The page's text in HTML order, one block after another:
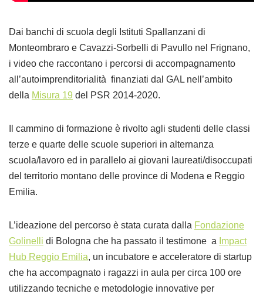
Dai banchi di scuola degli Istituti Spallanzani di
Monteombraro e Cavazzi-Sorbelli di Pavullo nel Frignano,
i video che raccontano i percorsi di accompagnamento
all’autoimprenditorialità finanziati dal GAL nell’ambito
della Misura 19 del PSR 2014-2020.
Il cammino di formazione è rivolto agli studenti delle classi
terze e quarte delle scuole superiori in alternanza
scuola/lavoro ed in parallelo ai giovani laureati/disoccupati
del territorio montano delle province di Modena e Reggio
Emilia.
L’ideazione del percorso è stata curata dalla Fondazione
Golinelli di Bologna che ha passato il testimone a Impact
Hub Reggio Emilia, un incubatore e acceleratore di startup
che ha accompagnato i ragazzi in aula per circa 100 ore
utilizzando tecniche e metodologie innovative per